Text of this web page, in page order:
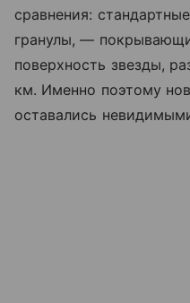
сравнения:
гранулы, —
поверхность звезды,
км. Именно поэтому
оставались